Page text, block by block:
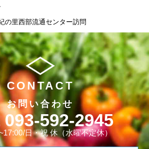
の里西部流通センター訪問
CONTACT
お問い合わせ
093-592-2945
日・祝 休（水曜不定休）